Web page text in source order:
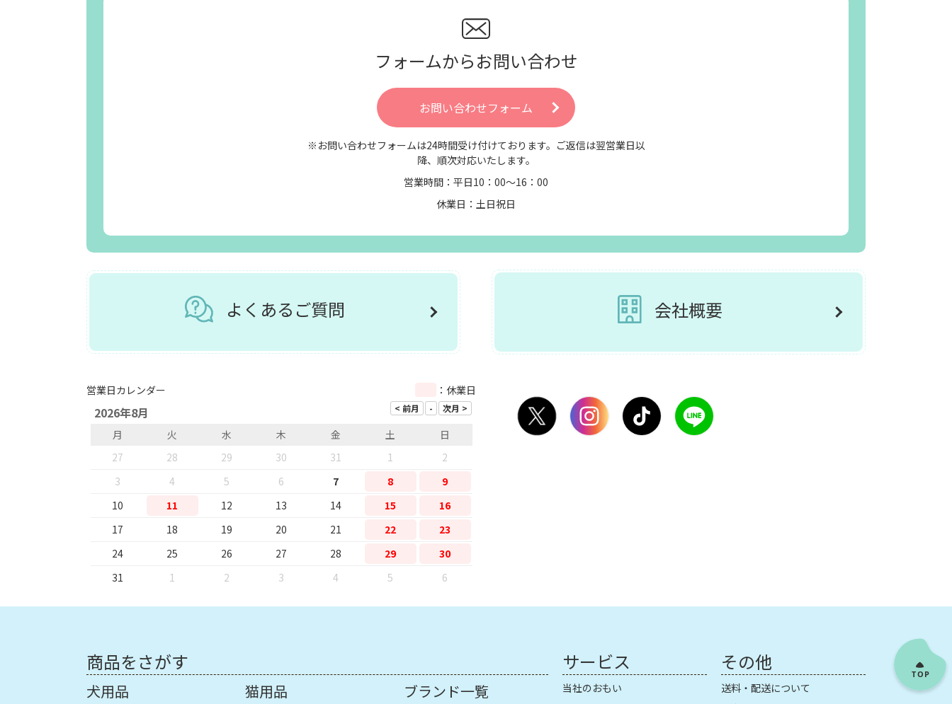
フォームからお問い合わせ
お問い合わせフォーム
※お問い合わせフォームは24時間受け付けております。ご返信は翌営業日以
降、順次対応いたします。
営業時間：平日10：00～16：00
休業日：土日祝日
よくあるご質問 会社概要
営業日カレンダー ：休業日
2026年8月
月 火 水 木 金 土
日
27
28 29 30 31 1
2
3
4 5 6 7 8
9
10
11 12 13 14 15
16
17
18 19 20 21 22
23
24
25 26 27 28 29
30
31
1 2 3 4 5 6
商品をさがす
犬用品 猫用品 ブランド一覧
サービス
当社のおもい
その他
送料・配送について